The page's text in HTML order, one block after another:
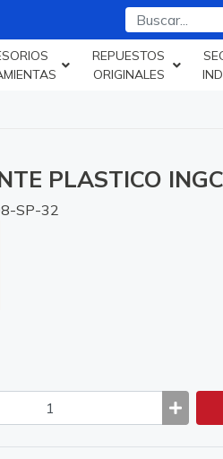
REPUESTOS
ORIGINALES
PLASTICO
SP-32